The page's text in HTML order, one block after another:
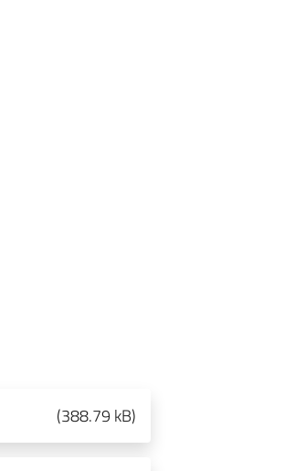
(388.79 kB)